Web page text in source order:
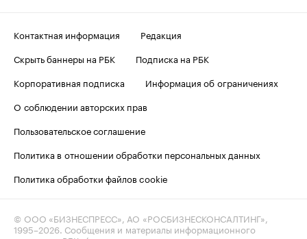
Контактная информация
Редакция
Скрыть баннеры на РБК
Подписка на РБК
Корпоративная подписка
Информация об ограничениях
О соблюдении авторских прав
Пользовательское соглашение
Политика в отношении обработки персональных данных
Политика обработки файлов cookie
© ООО «БИЗНЕСПРЕСС», АО «РОСБИЗНЕСКОНСАЛТИНГ»,
1995–2026 . Сообщения и материалы информационного